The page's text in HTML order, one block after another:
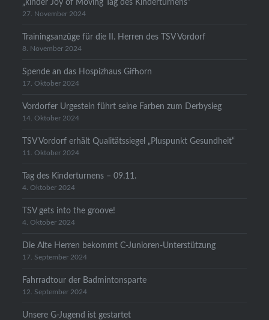
„kinder Joy of Moving Tag des Kinderturnens“
27. November 2024
Trainingsanzüge für die II. Herren des TSV Vordorf
8. November 2024
Spende an das Hospizhaus Gifhorn
17. Oktober 2024
Vordorfer Urgestein führt seine Farben zum Derbysieg
14. Oktober 2024
TSV Vordorf erhält Qualitätssiegel „Pluspunkt Gesundheit“
11. Oktober 2024
Tag des Kinderturnens – 09.11.
4. Oktober 2024
TSV gets into the groove!
4. Oktober 2024
Die Alte Herren bekommt C-Junioren-Unterstützung
17. September 2024
Fahrradtour der Badmintonsparte
12. September 2024
Unsere G-Jugend ist gestartet